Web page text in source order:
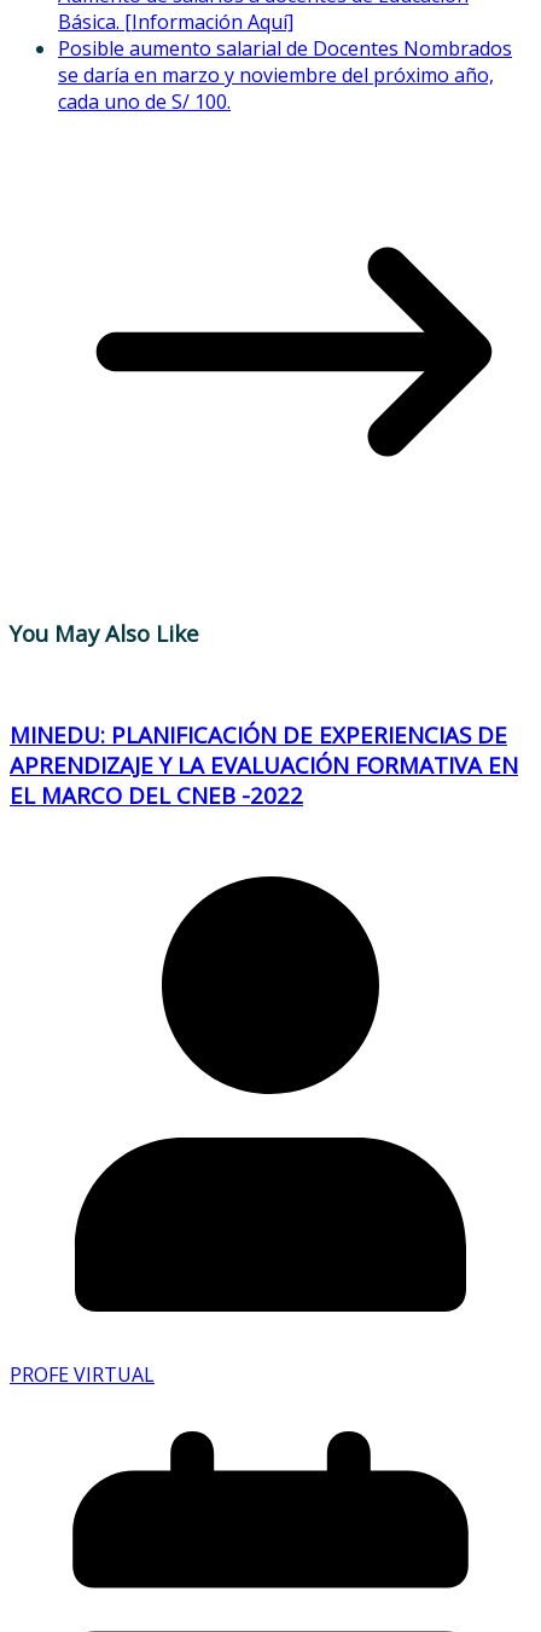
Básica. [Información Aquí]
Posible aumento salarial de Docentes Nombrados
se daría en marzo y noviembre del próximo año,
cada uno de S/ 100.
You May Also Like
MINEDU: PLANIFICACIÓN DE EXPERIENCIAS DE
APRENDIZAJE Y LA EVALUACIÓN FORMATIVA EN
EL MARCO DEL CNEB -2022
PROFE VIRTUAL